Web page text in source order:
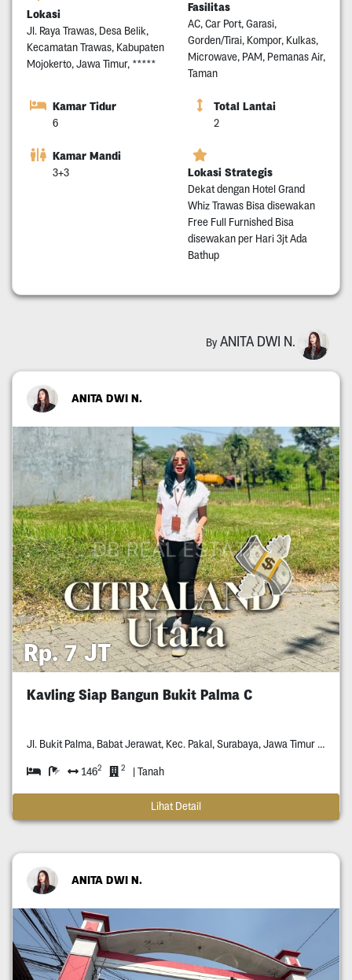
Lokasi
Jl. Raya Trawas, Desa Belik,
Kecamatan Trawas, Kabupaten
Mojokerto, Jawa Timur, *****
Fasilitas
AC, Car Port, Garasi,
Gorden/Tirai, Kompor, Kulkas,
Microwave, PAM, Pemanas Air,
Taman
Kamar Tidur
6
Total Lantai
2
Kamar Mandi
3+3 Lokasi Strategis
Dekat dengan Hotel Grand
Whiz Trawas Bisa disewakan
Free Full Furnished Bisa
disewakan per Hari 3jt Ada
Bathup
By ANITA DWI N.
ANITA DWI N.
Rp. 7 JT
Kavling Siap Bangun Bukit Palma C
Jl. Bukit Palma, Babat Jerawat, Kec. Pakal, Surabaya, Jawa Timur *****
1462 2 | Tanah
Lihat Detail
ANITA DWI N.